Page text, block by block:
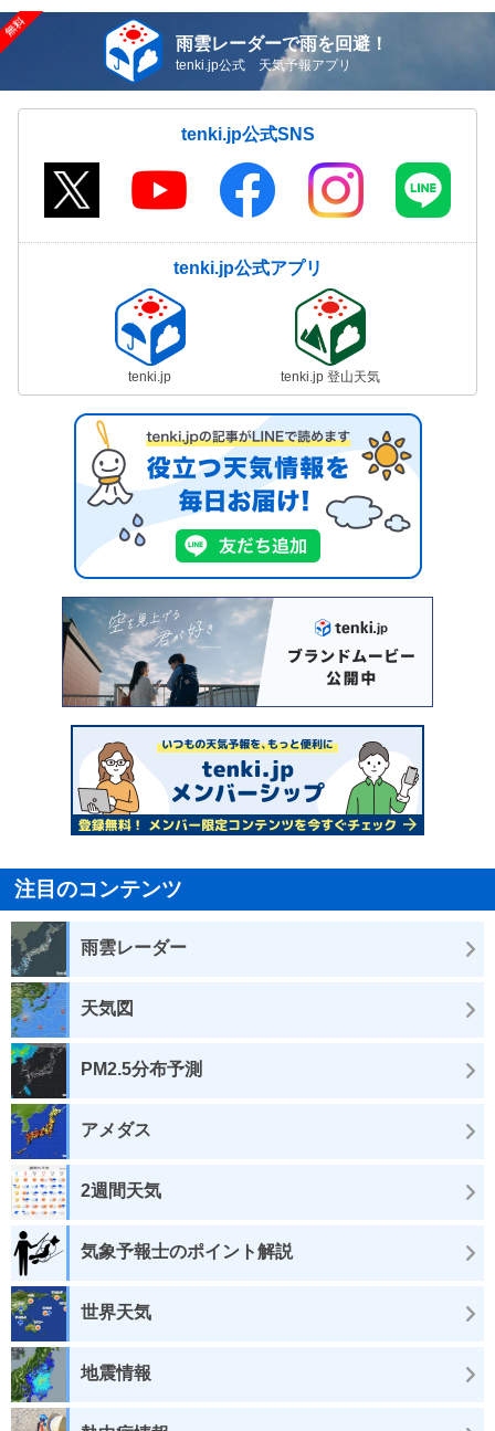
雨雲レーダーで雨を回避！
tenki.jp公式 天気予報アプリ
tenki.jp公式SNS
tenki.jp公式アプリ
tenki.jp tenki.jp 登山天気
注目のコンテンツ
雨雲レーダー
天気図
PM2.5分布予測
アメダス
2週間天気
気象予報士のポイント解説
世界天気
地震情報